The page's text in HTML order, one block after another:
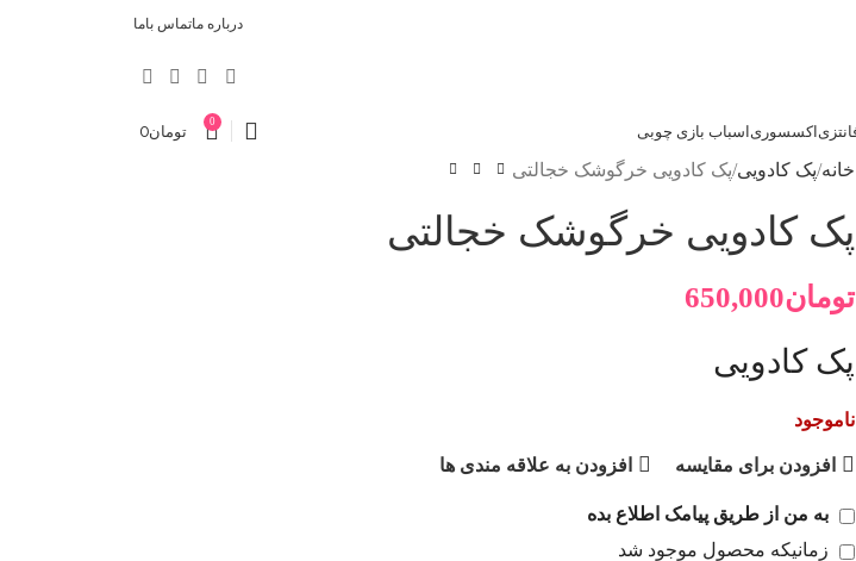
درباره ماتماس باما
اکسسوریاسباب بازی چوبی
0 تومان0
خانه پک کادویی پک کادویی خرگوشک خجالتی
پک کادویی خرگوشک خجالتی
تومان650,000
پک کادویی
ناموجود
افزودن برای مقایسه افزودن به علاقه مندی ها
به من از طریق پیامک اطلاع بده
زمانیکه محصول موجود شد